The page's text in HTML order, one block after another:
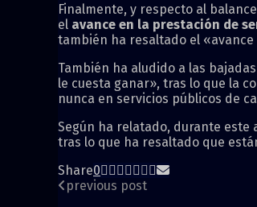
Finalmente, y respecto al
el avance en la prestación de
también ha resaltado el
También ha aludido a las
le cuesta ganar», tras lo que la
nunca en servicios públicos de
Según ha relatado, durante este
tras lo que ha resaltado que
Share0
previous post